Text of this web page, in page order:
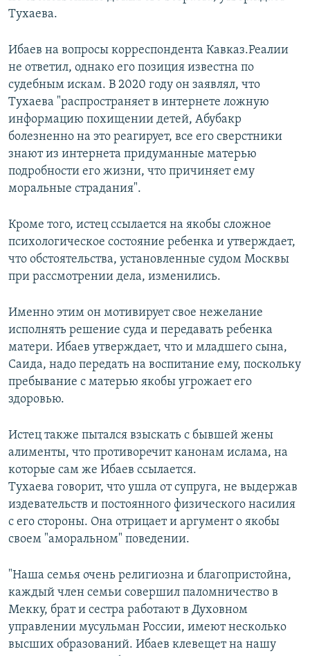
Тухаева.
Ибаев на вопросы корреспондента Кавказ.Реалии
не ответил, однако его позиция известна по
судебным искам. В 2020 году он заявлял, что
Тухаева "распространяет в интернете ложную
информацию похищении детей, Абубакр
болезненно на это реагирует, все его сверстники
знают из интернета придуманные матерью
подробности его жизни, что причиняет ему
моральные страдания".
Кроме того, истец ссылается на якобы сложное
психологическое состояние ребенка и утверждает,
что обстоятельства, установленные судом Москвы
при рассмотрении дела, изменились.
Именно этим он мотивирует свое нежелание
исполнять решение суда и передавать ребенка
матери. Ибаев утверждает, что и младшего сына,
Саида, надо передать на воспитание ему, поскольку
пребывание с матерью якобы угрожает его
здоровью.
Истец также пытался взыскать с бывшей жены
алименты, что противоречит канонам ислама, на
которые сам же Ибаев ссылается.
Тухаева говорит, что ушла от супруга, не выдержав
издевательств и постоянного физического насилия
с его стороны. Она отрицает и аргумент о якобы
своем "аморальном" поведении.
"Наша семья очень религиозна и благопристойна,
каждый член семьи совершил паломничество в
Мекку, брат и сестра работают в Духовном
управлении мусульман России, имеют несколько
высших образований. Ибаев клевещет на нашу